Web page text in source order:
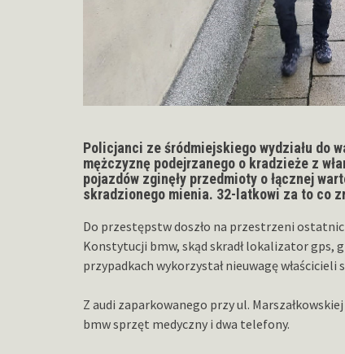
Policjanci ze śródmiejskiego wydziału do
mężczyznę podejrzanego o kradzieże z
pojazdów zginęły przedmioty o łącznej
skradzionego mienia. 32-latkowi za to co
Do przestępstw doszło na przestrzeni
Konstytucji bmw, skąd skradł lokalizator gps,
przypadkach wykorzystał nieuwagę
Z audi zaparkowanego przy ul.
bmw sprzęt medyczny i dwa telefony.